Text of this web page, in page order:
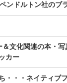
ンドルトン社のブ
文化関連の本・写
カー
・・・ネイティブ